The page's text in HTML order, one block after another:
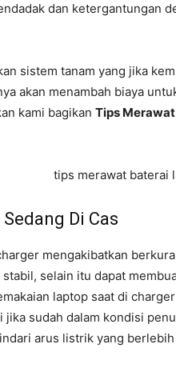
dan ketergantungan
sistem tanam yang jika
akan menambah biaya
kami bagikan Tips
Di Cas
mengakibatkan
selain itu dapat
laptop saat di
sudah dalam kondisi
arus listrik yang berlebih